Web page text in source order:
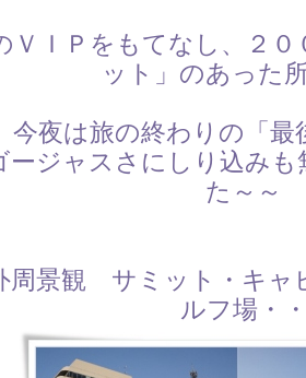
ＶＩＰをもてなし、２
ット」のあった
今夜は旅の終わりの「最
ージャスさにしり込み
た～～
周景観 サミット・キ
ルフ場・